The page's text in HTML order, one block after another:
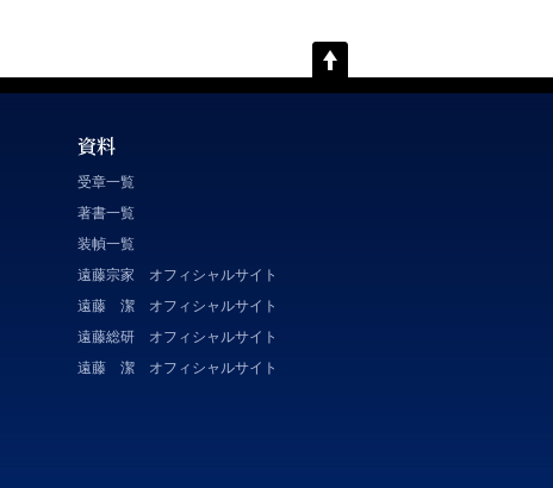
受章一覧
著書一覧
装幀一覧
遠藤宗家 オフィシャルサイト
遠藤 潔 オフィシャルサイト
遠藤総研 オフィシャルサイト
遠藤 潔 オフィシャルサイト